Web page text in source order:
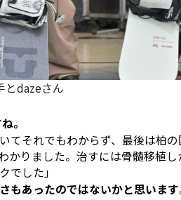
とdazeさん
。
てそれでもわからず、最後は柏
りました。治すには骨髄移植
でした」
もあったのではないかと思います